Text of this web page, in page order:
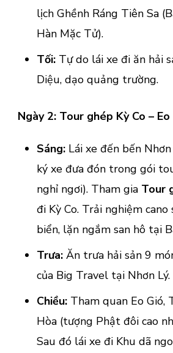
lịch Ghềnh Ráng Tiên Sa
Hàn Mặc Tử).
Tối:Tự do lái xe đi ăn hải
Diệu, dạo quảng trường.
Ngày 2: Tour ghép Kỳ Co –
Sáng:Lái xe đến bến Nhơn
ký xe đưa đón trong gói
nghỉ ngơi). Tham gia Tour
đi Kỳ Co. Trải nghiệm
biển, lặn ngắm san hô tại
Trưa:Ăn trưa hải sản 9
của Big Travel tại Nhơn
Chiều:Tham quan Eo Gió,
Hòa (tượng Phật đôi cao
Sau đó lái xe đi Khu dã